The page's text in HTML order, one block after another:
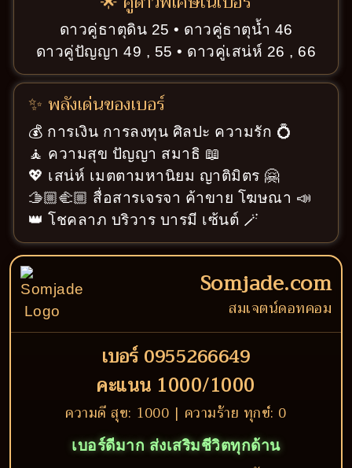
ดาวคู่ธาตุดิน 25 • ดาวคู่ธาตุน้ำ 46
ดาวคู่ปัญญา 49 , 55 • ดาวคู่เสน่ห์ 26 , 66
✨ พลังเด่นของเบอร์
💰 การเงิน การลงทุน ศิลปะ ความรัก 💍
🧘 ความสุข ปัญญา สมาธิ 📖
💖 เสน่ห์ เมตตามหานิยม ญาติมิตร 🤗
🫱🏼‍🫲🏼 สื่อสารเจรจา ค้าขาย โฆษณา 📣
👑 โชคลาภ บริวาร บารมี เซ้นต์ 🪄
Somjade.com
สมเจตน์ดอทคอม
เบอร์ 0955266649
คะแนน 1000/1000
ความดี สุข: 1000 | ความร้าย ทุกข์: 0
เบอร์ดีมาก ส่งเสริมชีวิตทุกด้าน